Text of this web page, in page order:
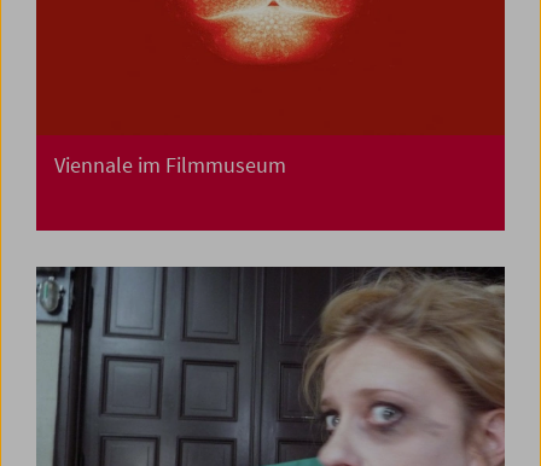
Viennale im Filmmuseum